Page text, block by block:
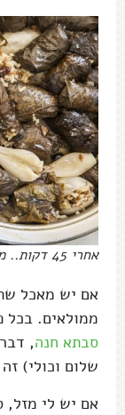
אחרי 45 דקות.. מוכן!
אם יש מאכל
ממולאים. בכל
סבתא חנה,
שלום וכולי)
אם יש לי מזל,